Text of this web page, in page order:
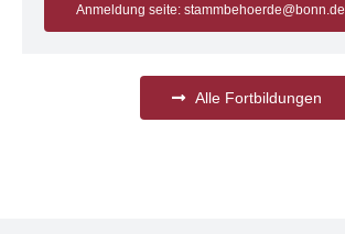
Anmeldung seite: stammbehoerde@bonn.de
Alle Fortbildungen